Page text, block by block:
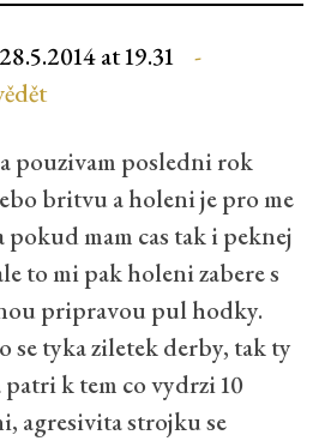
28.5.2014 at 19.31
pouzivam posledni rok
britvu a holeni je pro me
pokud mam cas tak i peknej
to mi pak holeni zabere s
pripravou pul hodky.
se tyka ziletek derby, tak ty
k tem co vydrzi 10
agresivita strojku se